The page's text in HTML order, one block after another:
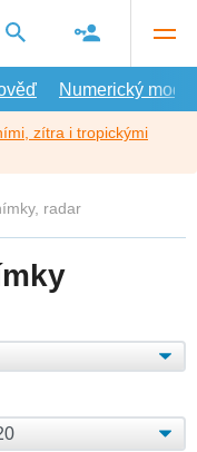
Numerický model
zítra i tropickými
radar